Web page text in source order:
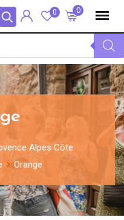
0
0
Alpes Côte
Orange